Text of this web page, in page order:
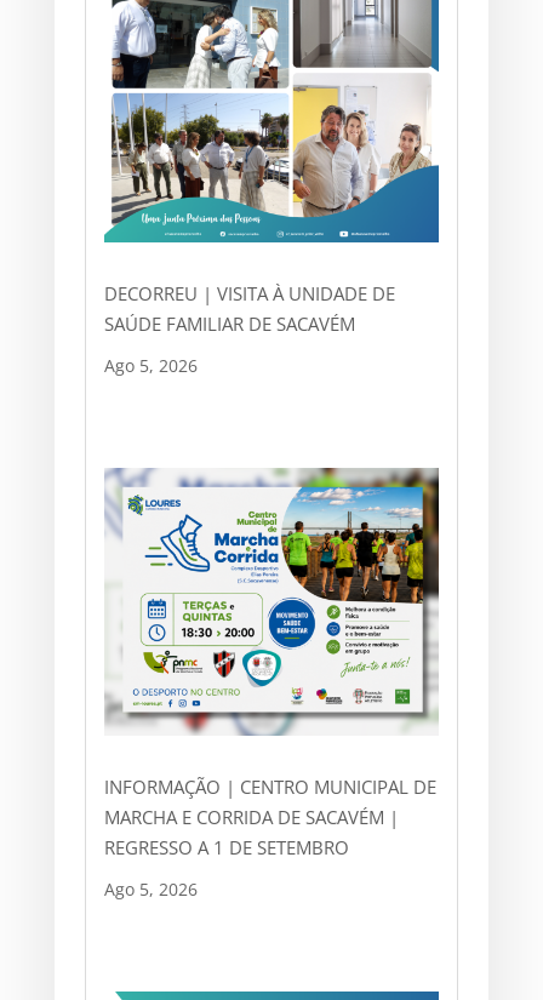
DECORREU | VISITA À UNIDADE DE
SAÚDE FAMILIAR DE SACAVÉM
Ago 5, 2026
INFORMAÇÃO | CENTRO MUNICIPAL DE
MARCHA E CORRIDA DE SACAVÉM |
REGRESSO A 1 DE SETEMBRO
Ago 5, 2026